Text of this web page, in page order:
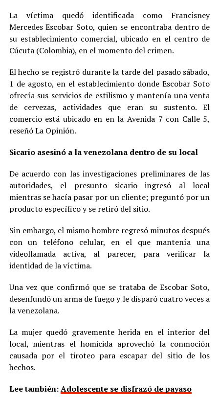
La víctima quedó identificada como Francisney
Mercedes Escobar Soto, quien se encontraba dentro de
su establecimiento comercial, ubicado en el centro de
Cúcuta (Colombia), en el momento del crimen.
El hecho se registró durante la tarde del pasado sábado,
1 de agosto, en el establecimiento donde Escobar Soto
ofrecía sus servicios de estilismo y mantenía una venta
de cervezas, actividades que eran su sustento. El
comercio está ubicado en en la Avenida 7 con Calle 5,
reseñó La Opinión.
Sicario asesinó a la venezolana dentro de su local
De acuerdo con las investigaciones preliminares de las
autoridades, el presunto sicario ingresó al local
mientras se hacía pasar por un cliente; preguntó por un
producto específico y se retiró del sitio.
Sin embargo, el mismo hombre regresó minutos después
con un teléfono celular, en el que mantenía una
videollamada activa, al parecer, para verificar la
identidad de la víctima.
Una vez que confirmó que se trataba de Escobar Soto,
desenfundó un arma de fuego y le disparó cuatro veces a
la venezolana.
La mujer quedó gravemente herida en el interior del
local, mientras el homicida aprovechó la conmoción
causada por el tiroteo para escapar del sitio de los
hechos.
Lee también:Adolescente se disfrazó de payaso